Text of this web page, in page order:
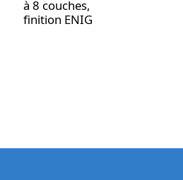
à 8 couches,
finition ENIG